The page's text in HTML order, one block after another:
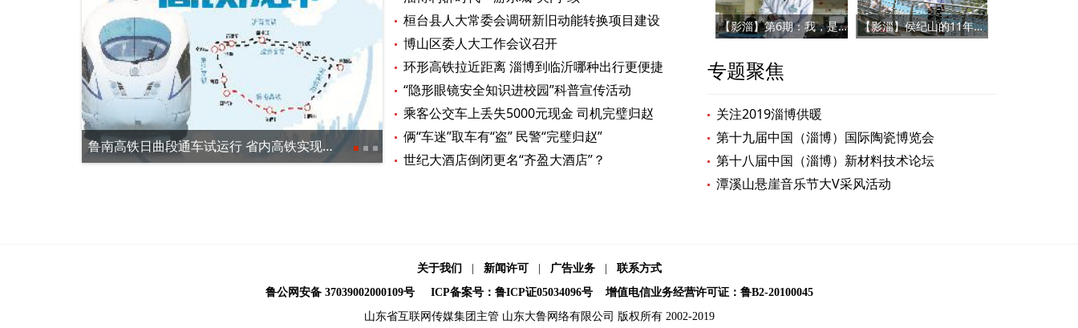
鲁南高铁日曲段通车试运行 省内高铁实现闭环运行 第七届中国农业经营创新论坛在淄博举办 淄博市书刊市场新址今日开业
桓台县人大常委会调研新旧动能转换项目建设
博山区委人大工作会议召开
环形高铁拉近距离 淄博到临沂哪种出行更便捷
“隐形眼镜安全知识进校园”科普宣传活动
乘客公交车上丢失5000元现金 司机完璧归赵
俩“车迷”取车有“盗” 民警“完璧归赵”
世纪大酒店倒闭更名“齐盈大酒店”？
【影淄】第6期：我，是一名医者 【影淄】侯纪山的11年：将荒山变为“金山”
专题聚焦
关注2019淄博供暖
第十九届中国（淄博）国际陶瓷博览会
第十八届中国（淄博）新材料技术论坛
潭溪山悬崖音乐节大V采风活动
关于我们 新闻许可 广告业务
联系方式
鲁公网安备 37039002000109号
ICP备案号：鲁ICP证05034096号
增值电信业务经营许可证：鲁B2-20100045
山东省互联网传媒集团主管 山东大鲁网络有限公司 版权所有 2002-2019